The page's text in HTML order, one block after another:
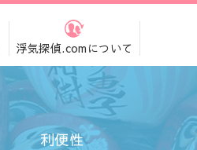
浮気探偵.comについて
利便性